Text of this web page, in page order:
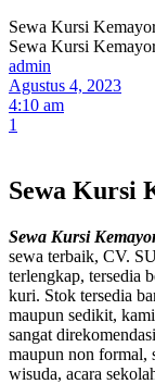
Sewa Kursi
Sewa Kursi
admin
Agustus 4, 2023
4:10 am
1
Sewa Kursi
Sewa Kursi
sewa terbaik, CV.
terlengkap, tersedia
kuri. Stok tersedia
maupun sedikit,
sangat
maupun non formal,
wisuda, acara